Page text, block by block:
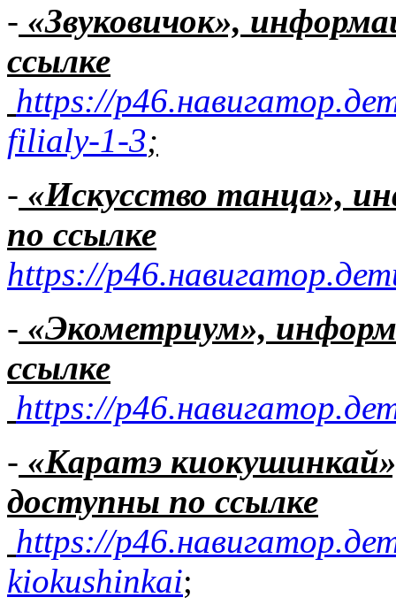
- «Звуковичок»,
ссылке
https://
filialy-1-3;
- «Искусство танца»,
по ссылке
https://
- «Экометриум»,
ссылке
https://
- «Каратэ
доступны по ссылке
https://
kiokushinkai;